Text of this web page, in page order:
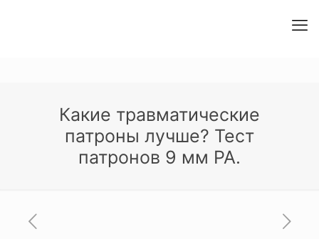
Какие травматические
патроны лучше? Тест
патронов 9 мм PA.